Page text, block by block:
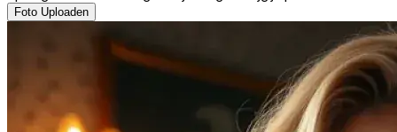
Foto Uploaden